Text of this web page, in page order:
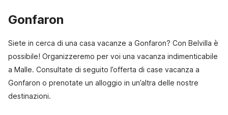
Gonfaron
Siete in cerca di una casa vacanze a Gonfaron? Con Belvilla è
possibile! Organizzeremo per voi una vacanza indimenticabile
a Malle. Consultate di seguito l’offerta di case vacanza a
Gonfaron o prenotate un alloggio in un’altra delle nostre
destinazioni.